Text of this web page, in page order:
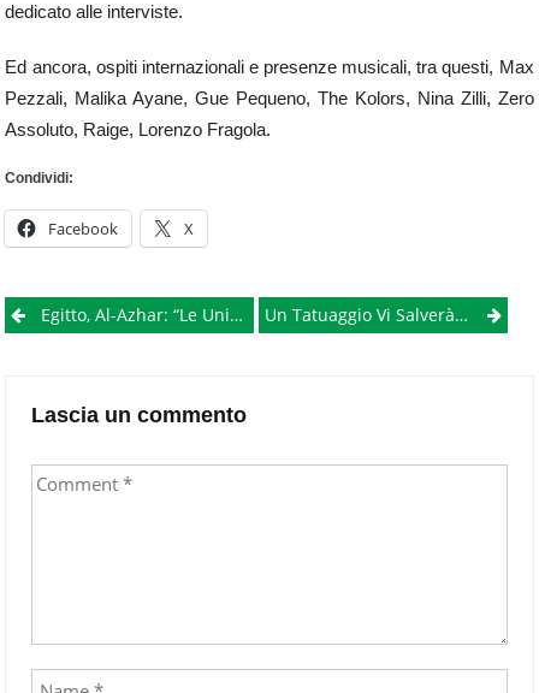
dedicato alle interviste.
Ed ancora, ospiti internazionali e presenze musicali, tra questi, Max
Pezzali, Malika Ayane, Gue Pequeno, The Kolors, Nina Zilli, Zero
Assoluto, Raige, Lorenzo Fragola.
Condividi:
Facebook X
PostEgitto, Al-Azhar: “Le Unioni Omosessuali Sono Un Atto Immorale” Un Tatuaggio Vi Salverà La Vita: Un Metodo Semplice Ed Economico Contro La Guida In Stato Di Ebbrezza
Lascia un commento